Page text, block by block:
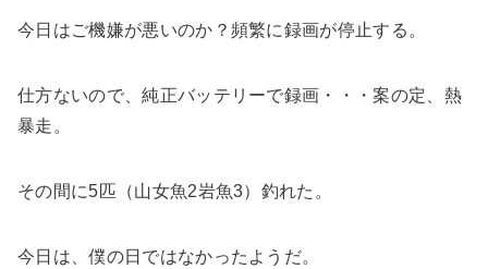
今日はご機嫌が悪いのか？頻繁に録画が停止する。
仕方ないので、純正バッテリーで録画・・・案の定、熱
暴走。
その間に5匹（山女魚2岩魚3）釣れた。
今日は、僕の日ではなかったようだ。